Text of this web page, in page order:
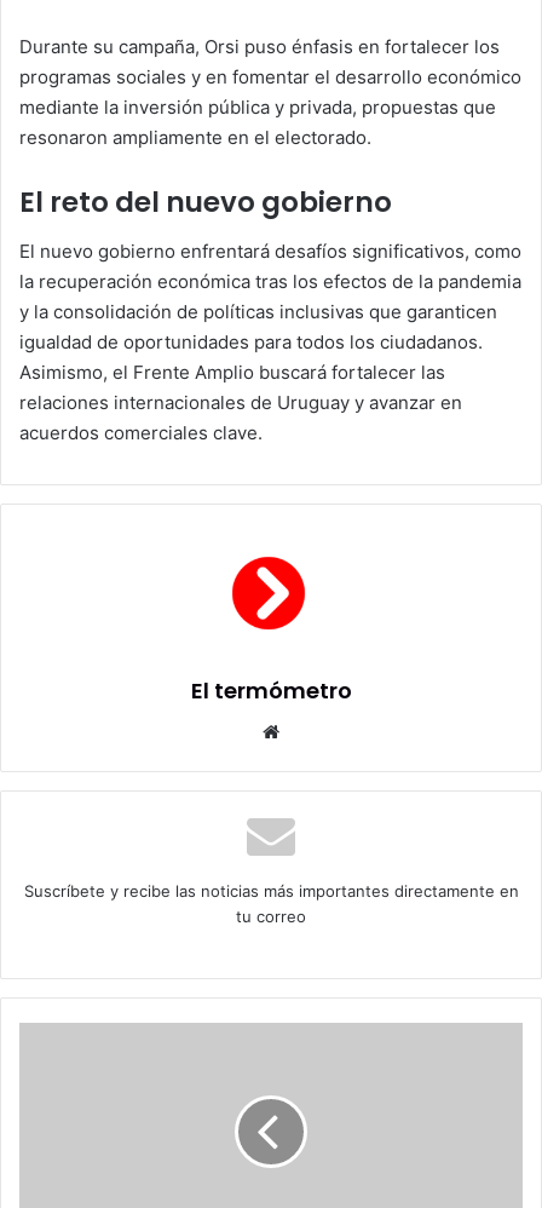
Durante su campaña, Orsi puso énfasis en fortalecer los
programas sociales y en fomentar el desarrollo económico
mediante la inversión pública y privada, propuestas que
resonaron ampliamente en el electorado.
El reto del nuevo gobierno
El nuevo gobierno enfrentará desafíos significativos, como
la recuperación económica tras los efectos de la pandemia
y la consolidación de políticas inclusivas que garanticen
igualdad de oportunidades para todos los ciudadanos.
Asimismo, el Frente Amplio buscará fortalecer las
relaciones internacionales de Uruguay y avanzar en
acuerdos comerciales clave.
El termómetro
Suscríbete y recibe las noticias más importantes directamente en
tu correo